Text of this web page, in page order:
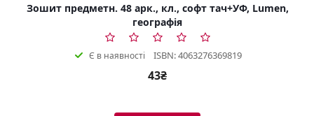
Зошит предметн. 48 арк., кл., софт тач+УФ, Lumen,
географія
Є в наявності ISBN: 4063276369819
43₴